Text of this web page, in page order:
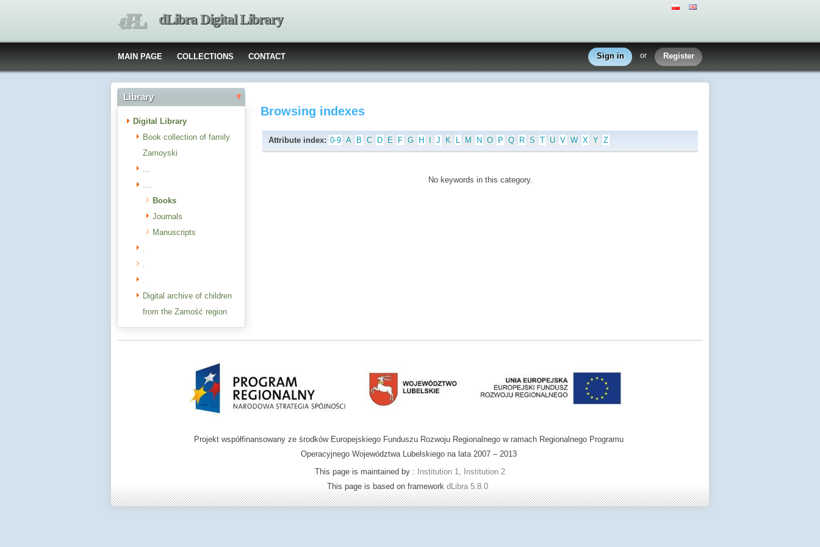
dLibra Digital Library
MAIN PAGE COLLECTIONS CONTACT Sign in or Register
Library
Digital Library
Book collection of family
Zamoyski
...
....
Books
Journals
Manuscripts
.
.
.
Digital archive of children
from the Zamość region
Browsing indexes
Attribute index: 0-9 A B C D E F G H J K L M N O P Q R S T U V W X Y Z
No keywords in this category.
Projekt współfinansowany ze środków Europejskiego Funduszu Rozwoju Regionalnego w ramach Regionalnego Programu
Operacyjnego Województwa Lubelskiego na lata 2007 – 2013
This page is maintained by : Institution 1, Institution 2
This page is based on framework dLibra 5.8.0